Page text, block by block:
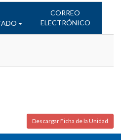
CORREO
ELECTRÓNICO
Descargar Ficha de la Unidad